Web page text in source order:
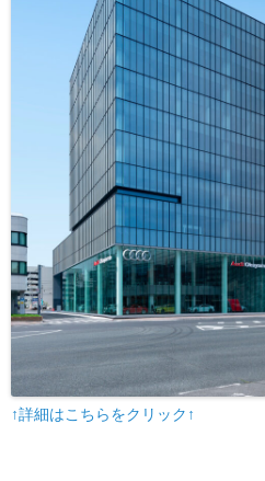
↑詳細はこちらをクリック↑